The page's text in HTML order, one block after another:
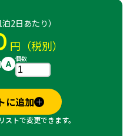
2日あたり）
円（税別）
A 個数
に追加
トで変更できます。